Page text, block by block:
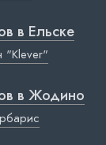
в Ельске
"Klever"
в Жодино